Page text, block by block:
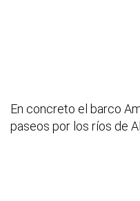
En concreto el barco
paseos por los ríos de